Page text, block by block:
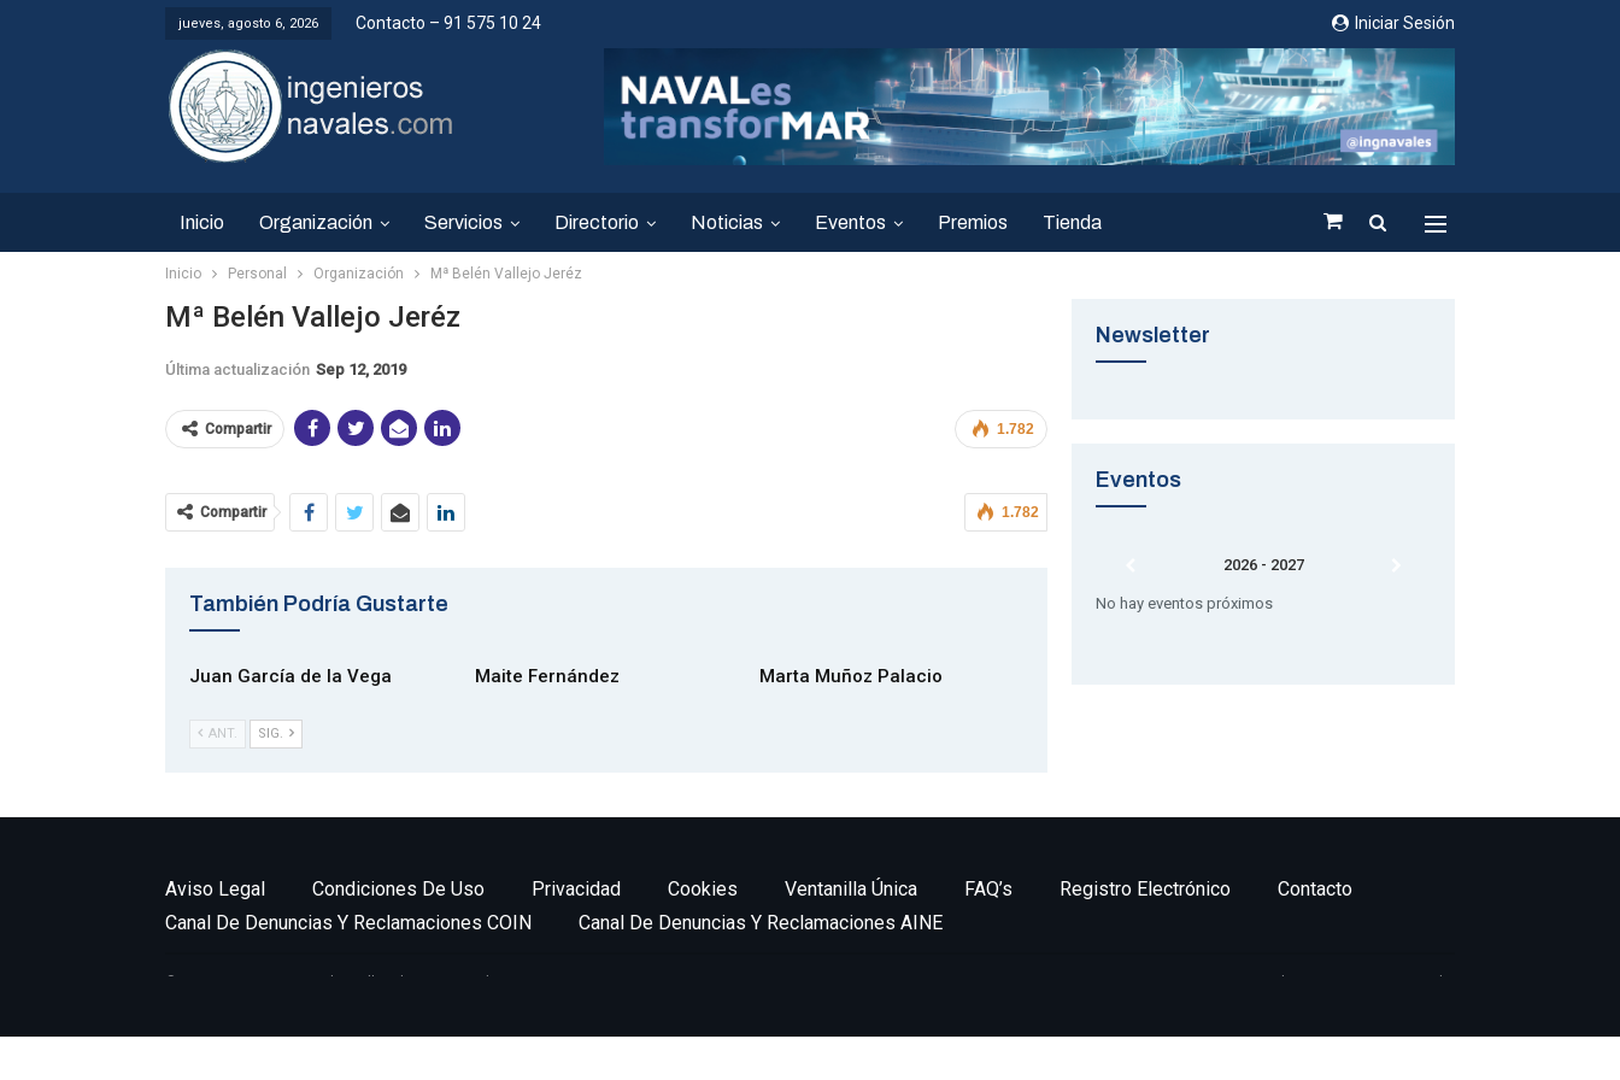
Iniciar Sesión
jueves, agosto 6, 2026 Contacto – 91 575 10 24
Inicio Organización Servicios Directorio Noticias Eventos Premios Tienda
Inicio Personal Organización Mª Belén Vallejo Jeréz
Mª Belén Vallejo Jeréz
Última actualización Sep 12, 2019
1.782
Compartir
1.782
Compartir
También Podría Gustarte
Juan García de la Vega Maite Fernández Marta Muñoz Palacio
ANT. SIG.
Newsletter
Eventos
2026 - 2027
No hay eventos próximos
Aviso Legal Condiciones De Uso Privacidad Cookies Ventanilla Única FAQ’s Registro Electrónico
Contacto
Canal De Denuncias Y Reclamaciones COIN
Canal De Denuncias Y Reclamaciones AINE
© 2026 - IngenierosNavales. All Rights Reserved. Website Design: BetterStudio